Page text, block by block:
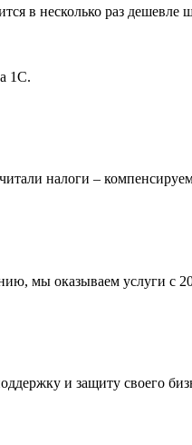
в несколько раз дешевле
1С.
налоги –
мы оказываем услуги с
и защиту своего